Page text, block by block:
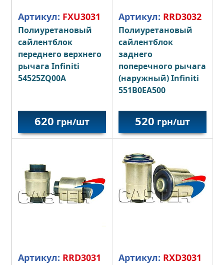
Артикул: FXU3031
Полиуретановый
сайлентблок
переднего верхнего
рычага Infiniti
54525ZQ00A
620 грн/шт
Артикул: RRD3032
Полиуретановый
сайлентблок
заднего
поперечного рычага
(наружный) Infiniti
551B0EA500
520 грн/шт
Артикул: RRD3031 Артикул: RXD3031